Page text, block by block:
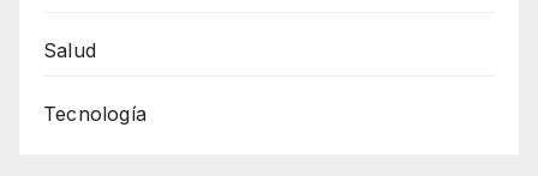
Salud
Tecnología